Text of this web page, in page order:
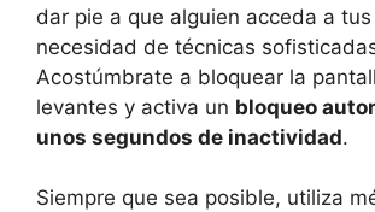
dar pie a que alguien acceda a
necesidad de técnicas
Acostúmbrate a bloquear la
levantes y activa un bloqueo
unos segundos de inactividad.
Siempre que sea posible, utiliza